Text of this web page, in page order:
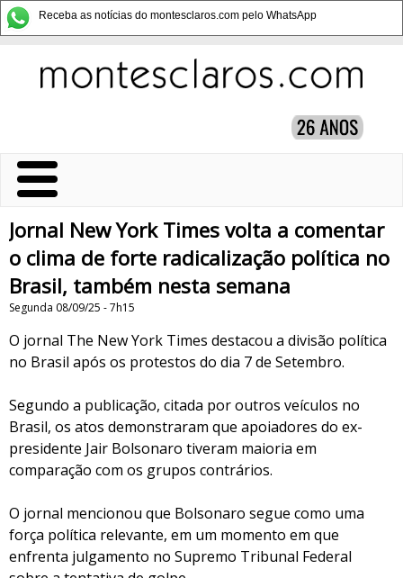
Receba as notícias do montesclaros.com pelo WhatsApp
Jornal New York Times volta a comentar
o clima de forte radicalização política no
Brasil, também nesta semana
Segunda 08/09/25 - 7h15
O jornal The New York Times destacou a divisão política
no Brasil após os protestos do dia 7 de Setembro.
Segundo a publicação, citada por outros veículos no
Brasil, os atos demonstraram que apoiadores do ex-
presidente Jair Bolsonaro tiveram maioria em
comparação com os grupos contrários.
O jornal mencionou que Bolsonaro segue como uma
força política relevante, em um momento em que
enfrenta julgamento no Supremo Tribunal Federal